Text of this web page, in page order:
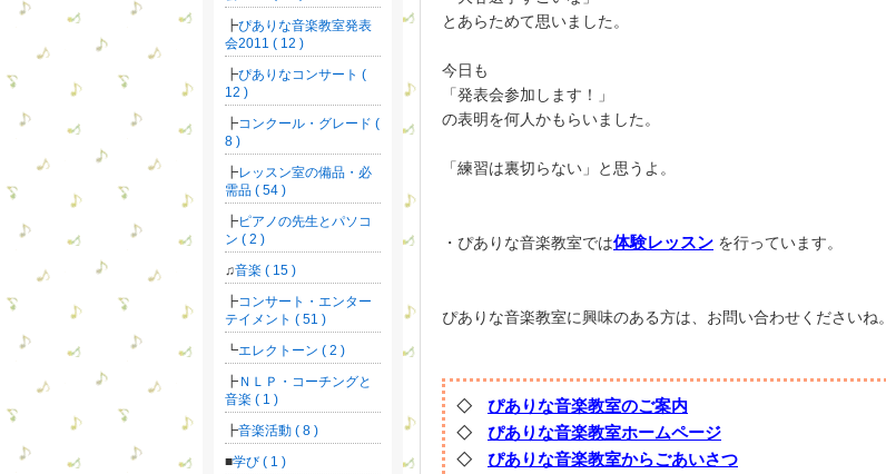
とあらためて思いました。
今日も
「発表会参加します！」
の表明を何人かもらいました。
「練習は裏切らない」と思うよ。
・ぴありな音楽教室では体験レッスン を行っています。
ぴありな音楽教室に興味のある方は、お問い合わせくださいね。
◇ ぴありな音楽教室のご案内
◇ ぴありな音楽教室ホームページ
◇ ぴありな音楽教室からごあいさつ
ぴありな音楽教室発表
会2011 ( 12 )
ぴありなコンサート (
12 )
コンクール・グレード (
8 )
レッスン室の備品・必
需品 ( 54 )
ピアノの先生とパソコ
ン ( 2 )
音楽 ( 15 )
コンサート・エンター
テイメント ( 51 )
エレクトーン ( 2 )
ＮＬＰ・コーチングと
音楽 ( 1 )
音楽活動 ( 8 )
学び ( 1 )